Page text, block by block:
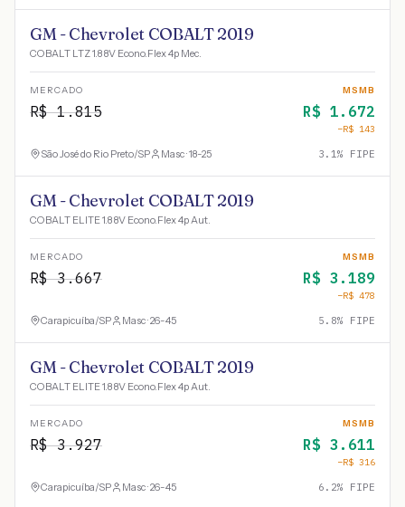
GM - Chevrolet COBALT 2019
COBALT LTZ 1.8 8V Econo.Flex 4p Mec.
MERCADO
R$1.815
MSMB
R$ 1.672
−R$ 143
São José do Rio Preto/SP Masc · 18-25 3.1% FIPE
GM - Chevrolet COBALT 2019
COBALT ELITE 1.8 8V Econo.Flex 4p Aut.
MERCADO
R$3.667
MSMB
R$ 3.189
−R$ 478
Carapicuíba/SP Masc · 26-45 5.8% FIPE
GM - Chevrolet COBALT 2019
COBALT ELITE 1.8 8V Econo.Flex 4p Aut.
MERCADO
R$3.927
MSMB
R$ 3.611
−R$ 316
Carapicuíba/SP Masc · 26-45 6.2% FIPE